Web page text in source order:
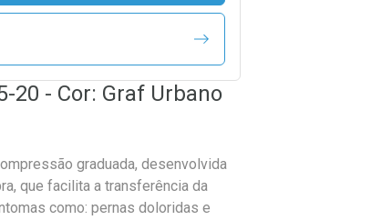
20 - Cor: Graf Urbano
graduada, desenvolvida
que facilita a transferência da
como: pernas doloridas e